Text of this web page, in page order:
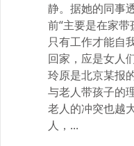
静。据她的同事
前“主要是在家
只有工作才能自
回家，应是女人
玲原是北京某报
与老人带孩子的
老人的冲突也越
人，...